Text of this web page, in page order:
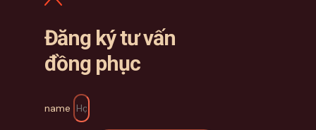
Đăng ký tư vấn
đồng phục
name